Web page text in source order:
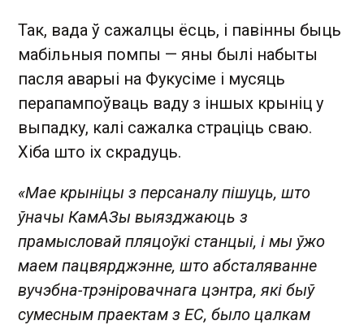
Так, вада ў сажалцы ёсць, і павінны быць
мабільныя помпы — яны былі набыты
пасля аварыі на Фукусіме і мусяць
перапампоўваць ваду з іншых крыніц у
выпадку, калі сажалка страціць сваю.
Хіба што іх скрадуць.
«Мае крыніцы з персаналу пішуць, што
ўначы КамАЗы выязджаюць з
прамысловай пляцоўкі станцыі, і мы ўжо
маем пацвярджэнне, што абсталяванне
вучэбна-трэніровачнага цэнтра, які быў
сумесным праектам з ЕС, было цалкам